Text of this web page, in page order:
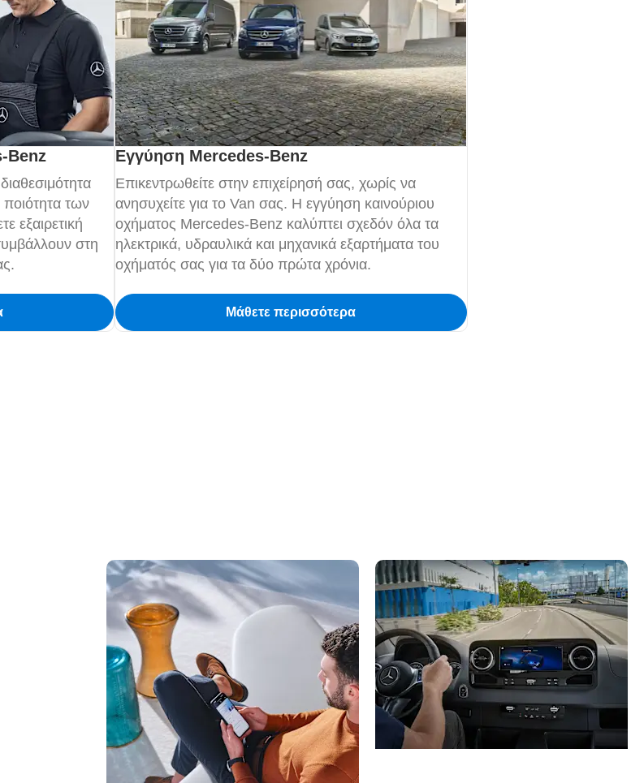
Benz
των
εξαιρετική
στη
Εγγύηση Mercedes-Benz
Επικεντρωθείτε στην επιχείρησή σας, χωρίς να
ανησυχείτε για το Van σας. Η εγγύηση καινούριου
οχήματος Mercedes-Benz καλύπτει σχεδόν όλα τα
ηλεκτρικά, υδραυλικά και μηχανικά εξαρτήματα του
οχήματός σας για τα δύο πρώτα χρόνια.
Μάθετε περισσότερα